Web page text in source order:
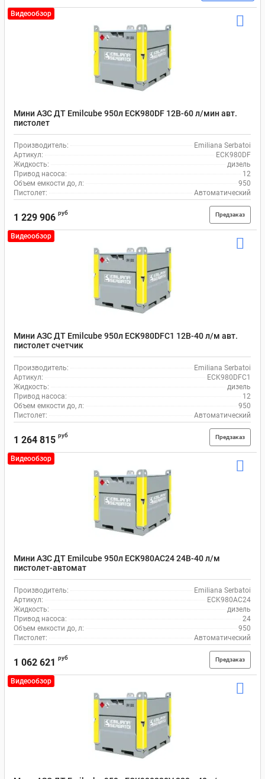
Видеообзор
Мини АЗС ДТ Emilcube 950л ECK980DF 12В-60 л/мин авт.
пистолет
Производитель:
Emiliana Serbatoi
Артикул:
ECK980DF
Жидкость:
дизель
Привод насоса:
12
Объем емкости до, л:
950
Пистолет:
Автоматический
1 229 906 руб Предзаказ
Видеообзор
Мини АЗС ДТ Emilcube 950л ECK980DFC1 12В-40 л/м авт.
пистолет счетчик
Производитель:
Emiliana Serbatoi
Артикул:
ECK980DFC1
Жидкость:
дизель
Привод насоса:
12
Объем емкости до, л:
950
Пистолет:
Автоматический
1 264 815 руб Предзаказ
Видеообзор
Мини АЗС ДТ Emilcube 950л ECK980AC24 24В-40 л/м
пистолет-автомат
Производитель:
Emiliana Serbatoi
Артикул:
ECK980AC24
Жидкость:
дизель
Привод насоса:
24
Объем емкости до, л:
950
Пистолет:
Автоматический
1 062 621 руб Предзаказ
Видеообзор